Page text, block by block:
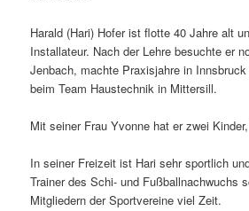
Harald (Hari) Hofer ist flotte 40 Jahre alt
Installateur. Nach der Lehre besuchte er
Jenbach, machte Praxisjahre in
beim Team Haustechnik in Mittersill.
Mit seiner Frau Yvonne hat er zwei
In seiner Freizeit ist Hari sehr sportlich
Trainer des Schi- und Fußballnachwuchs
Mitgliedern der Sportvereine viel Zeit.